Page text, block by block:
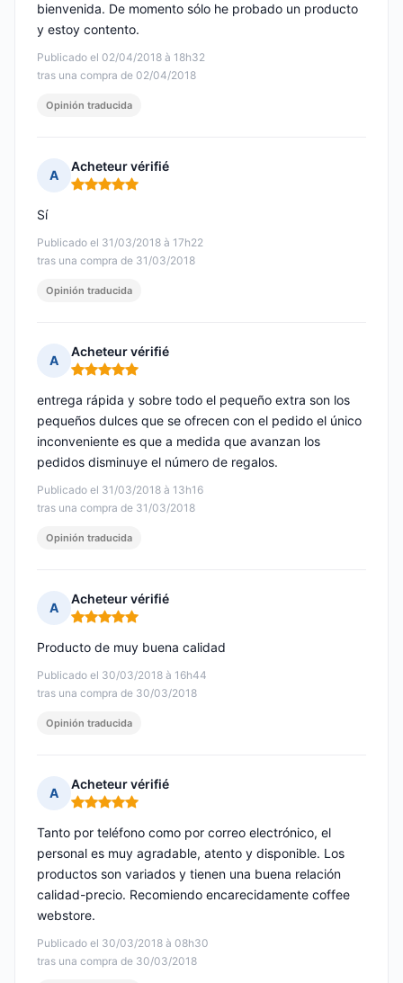
Publicado el 02/04/2018 à 18h32
tras una compra de 02/04/2018
bienvenida. De momento sólo he probado un producto
y estoy contento.
Opinión traducida
A
Acheteur vérifié
Nota: 5 de 5
Publicado el 31/03/2018 à 17h22
tras una compra de 31/03/2018
Sí
Opinión traducida
A
Acheteur vérifié
Nota: 5 de 5
Publicado el 31/03/2018 à 13h16
tras una compra de 31/03/2018
entrega rápida y sobre todo el pequeño extra son los
pequeños dulces que se ofrecen con el pedido el único
inconveniente es que a medida que avanzan los
pedidos disminuye el número de regalos.
Opinión traducida
A
Acheteur vérifié
Nota: 5 de 5
Publicado el 30/03/2018 à 16h44
tras una compra de 30/03/2018
Producto de muy buena calidad
Opinión traducida
A
Acheteur vérifié
Nota: 5 de 5
Publicado el 30/03/2018 à 08h30
tras una compra de 30/03/2018
Tanto por teléfono como por correo electrónico, el
personal es muy agradable, atento y disponible. Los
productos son variados y tienen una buena relación
calidad-precio. Recomiendo encarecidamente coffee
webstore.